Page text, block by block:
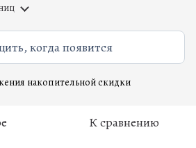
когда появится
накопительной скидки
К сравнению